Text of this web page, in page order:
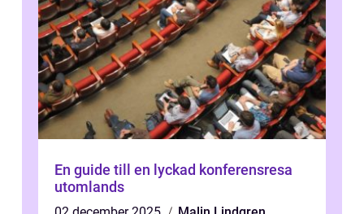
En guide till en lyckad konferensresa
utomlands